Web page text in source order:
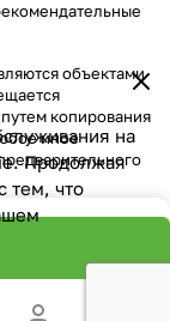
на
Продолжая
тем, что
объектами
копирования
иное